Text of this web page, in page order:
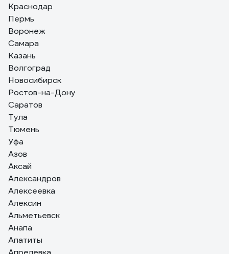
Краснодар
Пермь
Воронеж
Самара
Казань
Волгоград
Новосибирск
Ростов-на-Дону
Саратов
Тула
Тюмень
Уфа
Азов
Аксай
Александров
Алексеевка
Алексин
Альметьевск
Анапа
Апатиты